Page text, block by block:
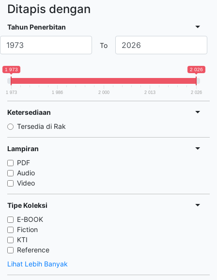
Ditapis dengan
Tahun Penerbitan
To
1 973 2 026
1 973 1 986 2 000 2 013 2 026
Ketersediaan
Tersedia di Rak
Lampiran
PDF
Audio
Video
Tipe Koleksi
E-BOOK
Fiction
KTI
Reference
Lihat Lebih Banyak